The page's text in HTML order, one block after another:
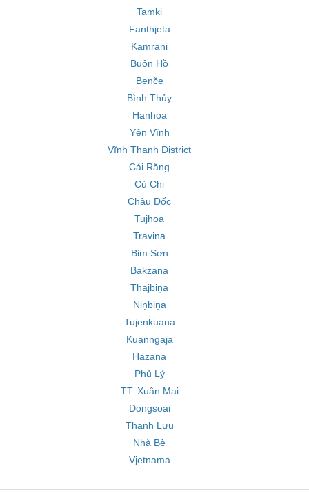
Tamki
Fanthjeta
Kamrani
Buôn Hồ
Benče
Bình Thủy
Hanhoa
Yên Vĩnh
Vĩnh Thạnh District
Cái Răng
Củ Chi
Châu Đốc
Tujhoa
Travina
Bỉm Sơn
Bakzana
Thajbiņa
Niņbiņa
Tujenkuana
Kuanngaja
Hazana
Phủ Lý
TT. Xuân Mai
Dongsoai
Thanh Lưu
Nhà Bè
Vjetnama